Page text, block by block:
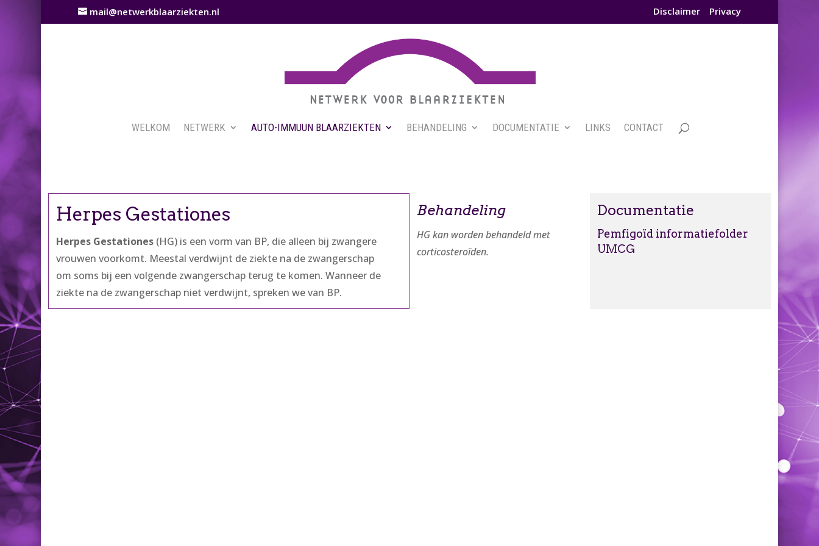
mail@netwerkblaarziekten.nl Disclaimer Privacy
WELKOM NETWERK AUTO-IMMUUN BLAARZIEKTEN BEHANDELING DOCUMENTATIE LINKS CONTACT
Herpes Gestationes
Herpes Gestationes (HG) is een vorm van BP, die alleen bij zwangere
vrouwen voorkomt. Meestal verdwijnt de ziekte na de zwangerschap
om soms bij een volgende zwangerschap terug te komen. Wanneer de
ziekte na de zwangerschap niet verdwijnt, spreken we van BP.
Behandeling
HG kan worden behandeld met
corticosteroïden.
Documentatie
Pemfigoïd informatiefolder
UMCG